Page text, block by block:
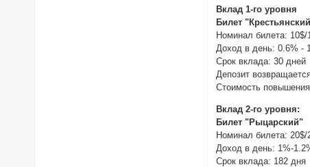
Вклад 1-го уровня
Билет
Номинал билета: 10$/
Доход в день: 0.6% -
Срок вклада: 30 дней
Депозит
Стоимость
Вклад 2-го уровня:
Билет "Рыцарский"
Номинал билета: 20$/
Доход в день: 1%-
Срок вклада: 182 дня